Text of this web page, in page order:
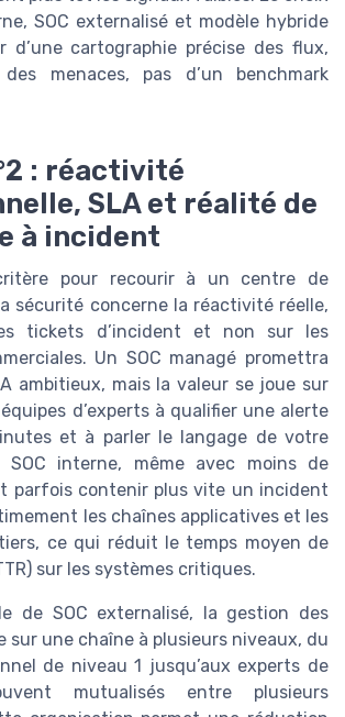
SOC externalisé et modèle hybride
d’une cartographie précise des flux,
menaces, pas d’un benchmark
: réactivité
SLA et réalité de
à incident
pour recourir à un centre de
sécurité concerne la réactivité réelle,
tickets d’incident et non sur les
Un SOC managé promettra
ambitieux, mais la valeur se joue sur
d’experts à qualifier une alerte
et à parler le langage de votre
SOC interne, même avec moins de
parfois contenir plus vite un incident
les chaînes applicatives et les
ce qui réduit le temps moyen de
sur les systèmes critiques.
de SOC externalisé, la gestion des
sur une chaîne à plusieurs niveaux, du
de niveau 1 jusqu’aux experts de
mutualisés entre plusieurs